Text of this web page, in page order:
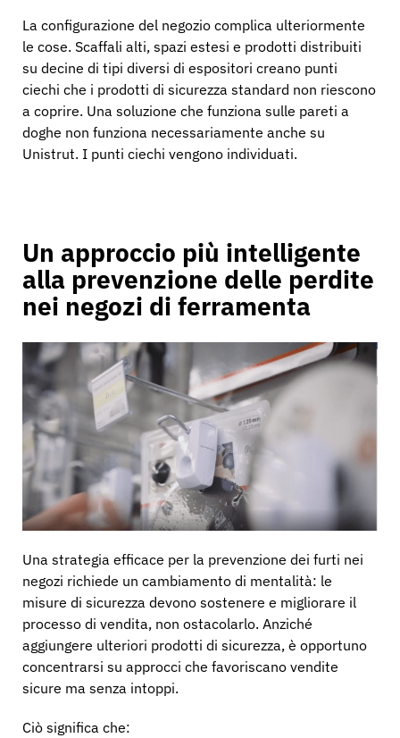
La configurazione del negozio complica ulteriormente
le cose. Scaffali alti, spazi estesi e prodotti distribuiti
su decine di tipi diversi di espositori creano punti
ciechi che i prodotti di sicurezza standard non riescono
a coprire. Una soluzione che funziona sulle pareti a
doghe non funziona necessariamente anche su
Unistrut. I punti ciechi vengono individuati.
Un approccio più intelligente
alla prevenzione delle perdite
nei negozi di ferramenta
Una strategia efficace per la prevenzione dei furti nei
negozi richiede un cambiamento di mentalità: le
misure di sicurezza devono sostenere e migliorare il
processo di vendita, non ostacolarlo. Anziché
aggiungere ulteriori prodotti di sicurezza, è opportuno
concentrarsi su approcci che favoriscano vendite
sicure ma senza intoppi.
Ciò significa che: